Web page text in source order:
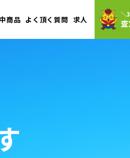
商品 よく頂く質問 求人
＼